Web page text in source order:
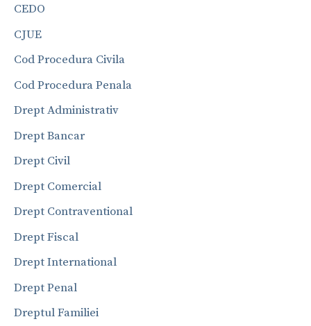
CEDO
CJUE
Cod Procedura Civila
Cod Procedura Penala
Drept Administrativ
Drept Bancar
Drept Civil
Drept Comercial
Drept Contraventional
Drept Fiscal
Drept International
Drept Penal
Dreptul Familiei